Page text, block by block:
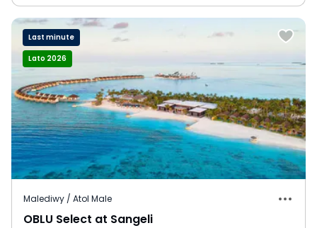
Last minute
Lato 2026
Malediwy / Atol Male
OBLU Select at Sangeli